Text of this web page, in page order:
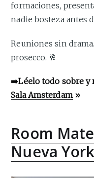
formaciones,
nadie bosteza antes
Reuniones sin
prosecco. 🥂
➡️Léelo todo sobre y
Sala Amsterdam»
Room
Nueva York